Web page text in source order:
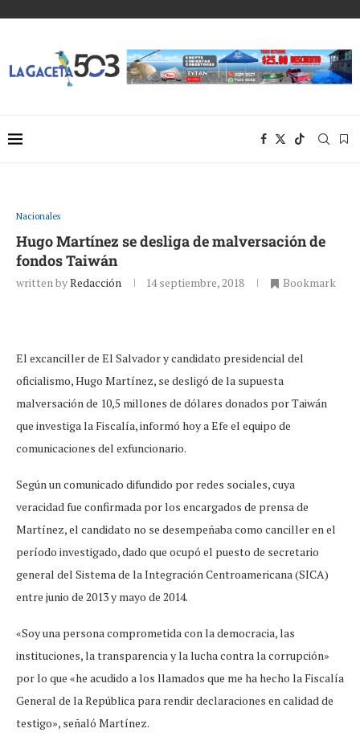
Nacionales
Hugo Martínez se desliga de malversación de
fondos Taiwán
written byRedacción 14 septiembre, 2018 Bookmark
El excanciller de El Salvador y candidato presidencial del
oficialismo, Hugo Martínez, se desligó de la supuesta
malversación de 10,5 millones de dólares donados por Taiwán
que investiga la Fiscalía, informó hoy a Efe el equipo de
comunicaciones del exfuncionario.
Según un comunicado difundido por redes sociales, cuya
veracidad fue confirmada por los encargados de prensa de
Martínez, el candidato no se desempeñaba como canciller en el
período investigado, dado que ocupó el puesto de secretario
general del Sistema de la Integración Centroamericana (SICA)
entre junio de 2013 y mayo de 2014.
«Soy una persona comprometida con la democracia, las
instituciones, la transparencia y la lucha contra la corrupción»
por lo que «he acudido a los llamados que me ha hecho la Fiscalía
General de la República para rendir declaraciones en calidad de
testigo», señaló Martínez.